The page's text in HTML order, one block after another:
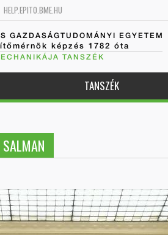
HELP.EPITO.BME.HU
GAZDASÁGTUDOMÁNYI EGYETEM
képzés 1782 óta
TANSZÉK
TANSZÉK